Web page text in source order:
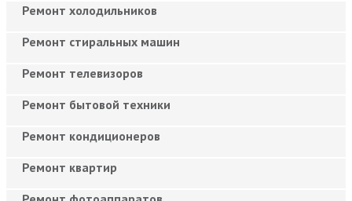
Ремонт холодильников
Ремонт стиральных машин
Ремонт телевизоров
Ремонт бытовой техники
Ремонт кондиционеров
Ремонт квартир